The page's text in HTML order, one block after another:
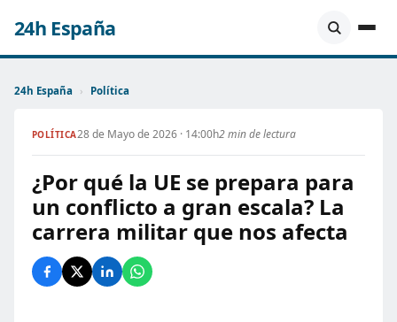
24h España
24h España › Política
POLÍTICA28 de Mayo de 2026 · 14:00h2 min de lectura
¿Por qué la UE se prepara para
un conflicto a gran escala? La
carrera militar que nos afecta